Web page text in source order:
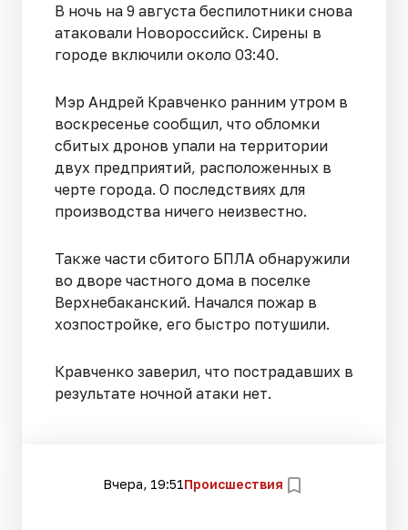
В ночь на 9 августа беспилотники снова
атаковали Новороссийск. Сирены в
городе включили около 03:40.
Мэр Андрей Кравченко ранним утром в
воскресенье сообщил, что обломки
сбитых дронов упали на территории
двух предприятий, расположенных в
черте города. О последствиях для
производства ничего неизвестно.
Также части сбитого БПЛА обнаружили
во дворе частного дома в поселке
Верхнебаканский. Начался пожар в
хозпостройке, его быстро потушили.
Кравченко заверил, что пострадавших в
результате ночной атаки нет.
Вчера, 19:51Происшествия